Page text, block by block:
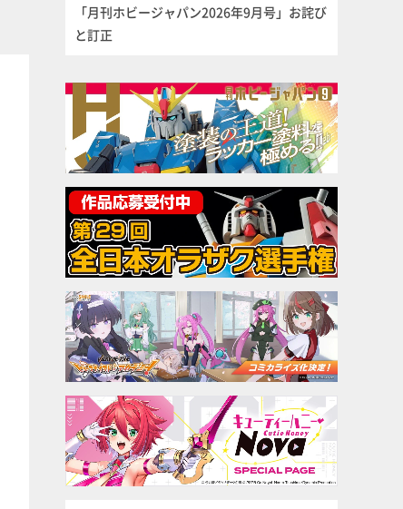
「月刊ホビージャパン2026年9月号」お詫び
と訂正